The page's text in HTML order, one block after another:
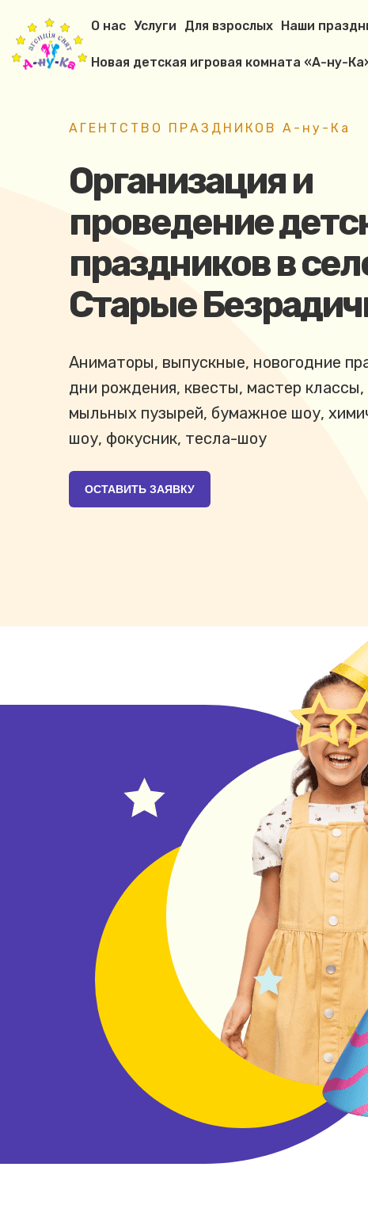
О нас Услуги Для взрослых Наши
Новая детская игровая комната «А-ну-
АГЕНТСТВО ПРАЗДНИКОВ А-ну-Ка
Организация и
проведение
праздников в
Старые
Аниматоры, выпускные, новогодние
дни рождения, квесты, мастер
мыльных пузырей, бумажное шоу,
шоу, фокусник, тесла-шоу
ОСТАВИТЬ ЗАЯВКУ